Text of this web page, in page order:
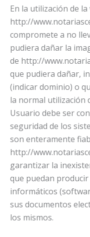
En la utilización de la
http://
compromete a no
pudiera dañar la
de http://
que pudiera dañar,
(indicar dominio) o
la normal utilización
Usuario debe ser
seguridad de los
son enteramente
http://
garantizar la
que puedan
informáticos
sus documentos
los mismos.